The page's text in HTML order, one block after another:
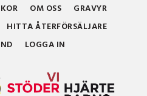
OM OSS
GRAVYR
HITTA ÅTERFÖRSÄLJARE
LOGGA IN